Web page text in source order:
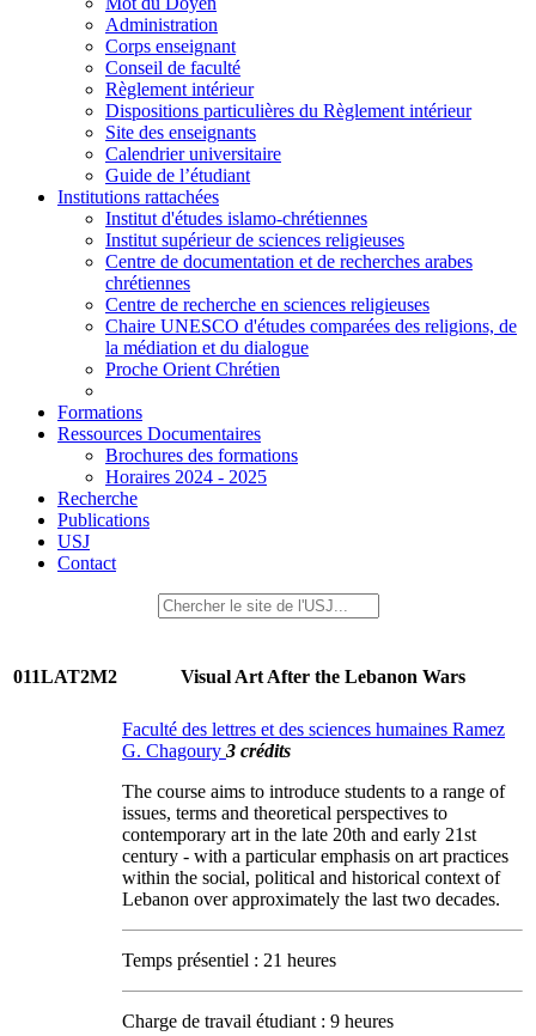
Administration
Corps enseignant
Conseil de faculté
Règlement intérieur
Dispositions particulières du Règlement intérieur
Site des enseignants
Calendrier universitaire
Guide de l’étudiant
Institutions rattachées
Institut d'études islamo-chrétiennes
Institut supérieur de sciences religieuses
Centre de documentation et de recherches arabes
chrétiennes
Centre de recherche en sciences religieuses
Chaire UNESCO d'études comparées des religions, de
la médiation et du dialogue
Proche Orient Chrétien
Formations
Ressources Documentaires
Brochures des formations
Horaires 2024 - 2025
Recherche
Publications
USJ
Contact
011LAT2M2 Visual Art After the Lebanon Wars
Faculté des lettres et des sciences humaines Ramez
G. Chagoury 3 crédits
The course aims to introduce students to a range of
issues, terms and theoretical perspectives to
contemporary art in the late 20th and early 21st
century - with a particular emphasis on art practices
within the social, political and historical context of
Lebanon over approximately the last two decades.
Temps présentiel : 21 heures
Charge de travail étudiant : 9 heures